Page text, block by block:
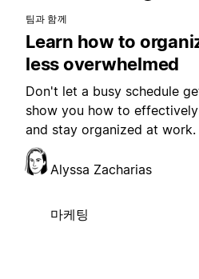
팀과 함께
Learn how to
less overwhelmed
Don't let a busy schedule
show you how to
and stay organized at work.
Alyssa Zacharias
마케팅